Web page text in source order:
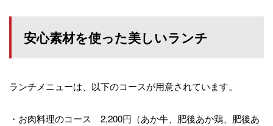
安心素材を使った美しいランチ
ランチメニューは、以下のコースが用意されています。
・お肉料理のコース 2,200円（あか牛、肥後あか鶏、肥後あ